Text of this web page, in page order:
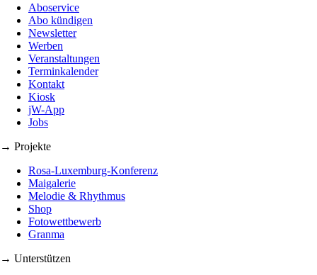
Aboservice
Abo kündigen
Newsletter
Werben
Veranstaltungen
Terminkalender
Kontakt
Kiosk
jW-App
Jobs
→ Projekte
Rosa-Luxemburg-Konferenz
Maigalerie
Melodie & Rhythmus
Shop
Fotowettbewerb
Granma
→ Unterstützen